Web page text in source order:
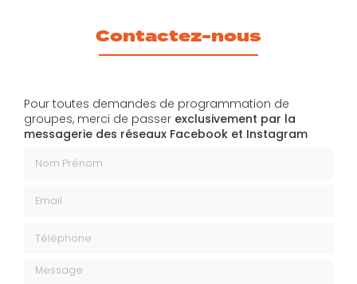
Contactez-nous
Pour toutes demandes de programmation de
groupes, merci de passer exclusivement par la
messagerie des réseaux Facebook et Instagram
Message